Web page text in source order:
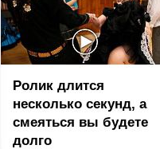
Ролик длится
несколько секунд, а
смеяться вы будете
долго